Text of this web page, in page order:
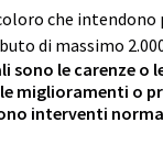
che intendono
di massimo
sono le carenze
miglioramenti o
interventi